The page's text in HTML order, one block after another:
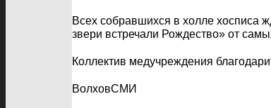
Всех собравшихся в холле хосписа
звери встречали Рождество» от
Коллектив медучреждения
ВолховСМИ